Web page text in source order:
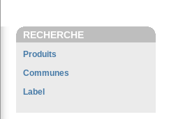
RECHERCHE
Produits
Communes
Label